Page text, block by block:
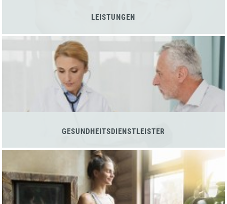
LEISTUNGEN
GESUNDHEITSDIENSTLEISTER